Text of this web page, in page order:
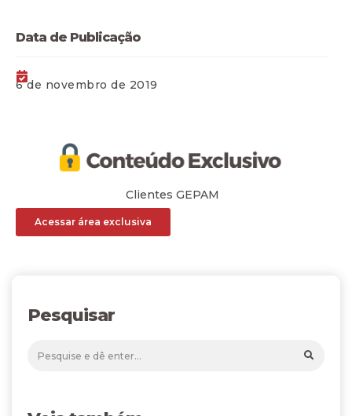
Data de Publicação
6 de novembro de 2019
Clientes GEPAM
Acessar área exclusiva
Pesquisar